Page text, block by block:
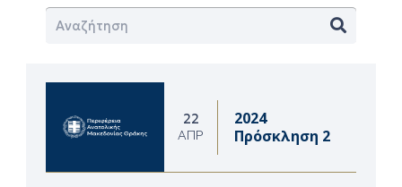
22
ΑΠΡ
2024
Πρόσκληση 2